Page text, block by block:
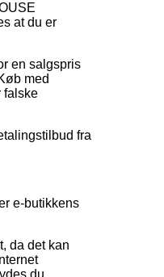
at du er
en salgspris
med
falske
fra
e-butikkens
da det kan